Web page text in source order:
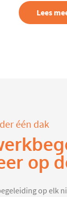
Lees
één dak
op
op elk